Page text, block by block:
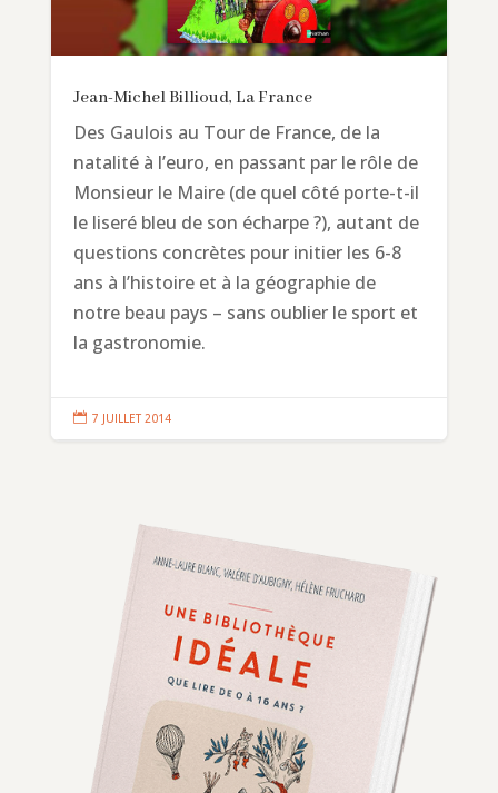
Jean-Michel Billioud, La France
Des Gaulois au Tour de France, de la
natalité à l’euro, en passant par le rôle de
Monsieur le Maire (de quel côté porte-t-il
le liseré bleu de son écharpe ?), autant de
questions concrètes pour initier les 6-8
ans à l’histoire et à la géographie de
notre beau pays – sans oublier le sport et
la gastronomie.
 7 JUILLET 2014